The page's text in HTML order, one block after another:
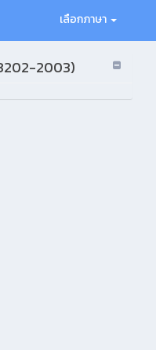
เลือกภาษา
2003)